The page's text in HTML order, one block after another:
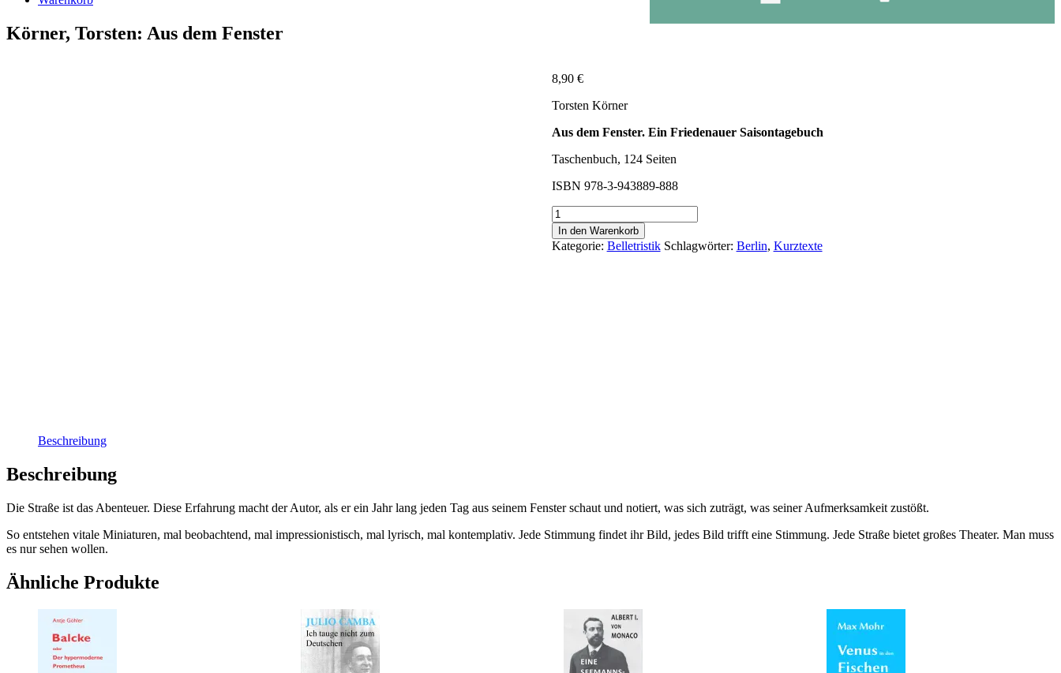
Körner, Torsten: Aus dem Fenster
8,90 €
Torsten Körner
Aus dem Fenster. Ein Friedenauer Saisontagebuch
Taschenbuch, 124 Seiten
ISBN 978-3-943889-888
Körner,
Torsten:
Aus
In den Warenkorb
Kategorie: Belletristik Schlagwörter: Berlin, Kurztexte
Beschreibung
Beschreibung
Die Straße ist das Abenteuer. Diese Erfahrung macht der Autor, als er ein Jahr lang jeden Tag aus seinem Fenster schaut und notiert, was sich zuträgt, was seiner Aufmerksamkeit zustößt.
So entstehen vitale Miniaturen, mal beobachtend, mal impressionistisch, mal lyrisch, mal kontemplativ. Jede Stimmung findet ihr Bild, jedes Bild trifft eine Stimmung. Jede Straße bietet großes Theater. Man muss
es nur sehen wollen.
Ähnliche Produkte